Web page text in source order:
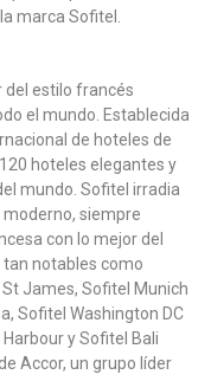
marca Sofitel.
del estilo francés
el mundo. Establecida
de hoteles de
hoteles elegantes y
mundo. Sofitel irradia
siempre
con lo mejor del
tan notables como
James, Sofitel Munich
Sofitel Washington DC
y Sofitel Bali
Accor, un grupo líder